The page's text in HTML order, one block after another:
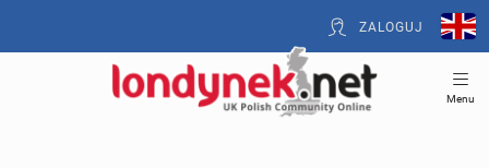
ZALOGUJ
Menu